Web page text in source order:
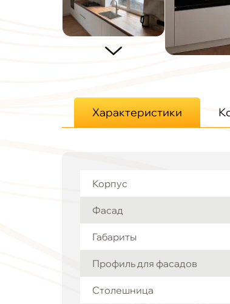
Характеристики
Корпус
Фасад
Габариты
Профиль для фасадов
Столешница